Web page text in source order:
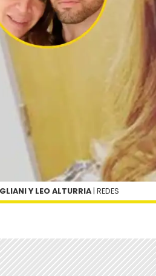
Y LEO ALTURRIA | REDES